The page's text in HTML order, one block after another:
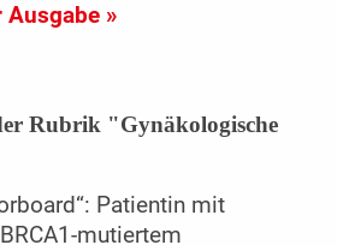
Ausgabe »
Rubrik "Gynäkologische
Patientin mit
mutiertem